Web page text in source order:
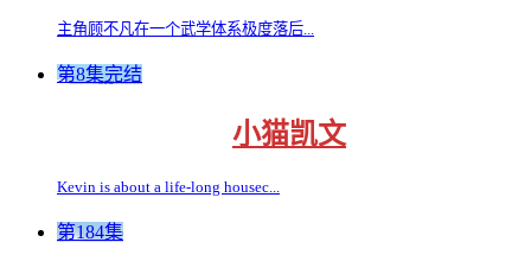
主角顾不凡在一个武学体系极度落后...
第8集完结
小猫凯文
Kevin is about a life-long housec...
第184集